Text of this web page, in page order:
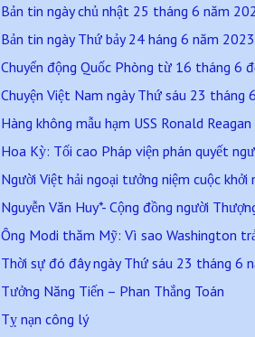
Bản tin ngày chủ nhật 25 tháng 6 năm
Bản tin ngày Thứ bảy 24 háng 6 năm 2023
Chuyển động Quốc Phòng từ 16 tháng 6
Chuyện Việt Nam ngày Thứ sáu 23 tháng
Hàng không mẫu hạm USS Ronald
Hoa Kỳ: Tối cao Pháp viện phán quyết
Người Việt hải ngoại tưởng niệm cuộc khởi
Nguyễn Văn Huy*- Cộng đồng người
Ông Modi thăm Mỹ: Vì sao Washington
Thời sự đó đây ngày Thứ sáu 23 tháng 6
Tưởng Năng Tiến – Phan Thắng Toán
Tỵ nạn công lý